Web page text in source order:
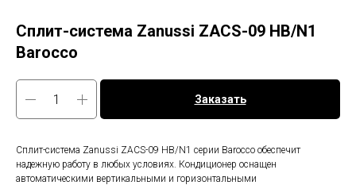
Сплит-система Zanussi ZACS-09 HB/N1
Barocco
Заказать
Сплит-система Zanussi ZACS-09 HB/N1 серии Bаrocco обеспечит
надежную работу в любых условиях. Кондиционер оснащен
автоматическими вертикальными и горизонтальными